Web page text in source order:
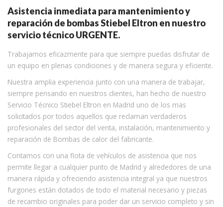
Asistencia inmediata para mantenimiento y
reparación de bombas Stiebel Eltron en nuestro
servicio técnico URGENTE.
Trabajamos eficazmente para que siempre puedas disfrutar de
un equipo en plenas condiciones y de manera segura y eficiente.
Nuestra amplia experiencia junto con una manera de trabajar,
siempre pensando en nuestros clientes, han hecho de nuestro
Servicio Técnico Stiebel Eltron en Madrid uno de los mas
solicitados por todos aquellos que reclaman verdaderos
profesionales del sector del venta, instalación, mantenimiento y
reparación de Bombas de calor del fabricante.
Contamos con una flota de vehículos de asistencia que nos
permite llegar a cualquier punto de Madrid y alrededores de una
manera rápida y ofreciendo asistencia integral ya que nuestros
furgones están dotados de todo el material necesario y piezas
de recambio originales para poder dar un servicio completo y sin